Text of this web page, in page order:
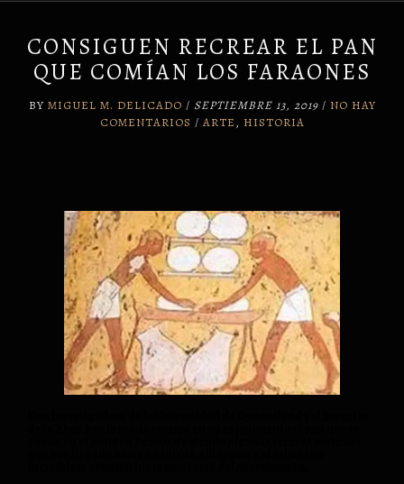
CONSIGUEN RECREAR EL PAN
QUE COMÍAN LOS FARAONES
BY MIGUEL M. DELICADO / SEPTIEMBRE 13, 2019/ NO HAY
COMENTARIOS / ARTE, HISTORIA